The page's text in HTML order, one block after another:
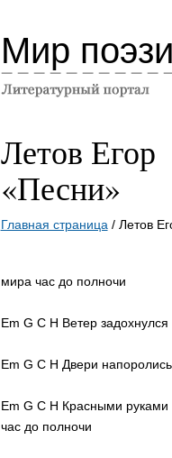
Мир
Летов Егор
«Песни»
Главная страница / Летов
мира час до полночи
Em G C H Ветер
Em G C H Двери
Em G C H Красными
час до полночи